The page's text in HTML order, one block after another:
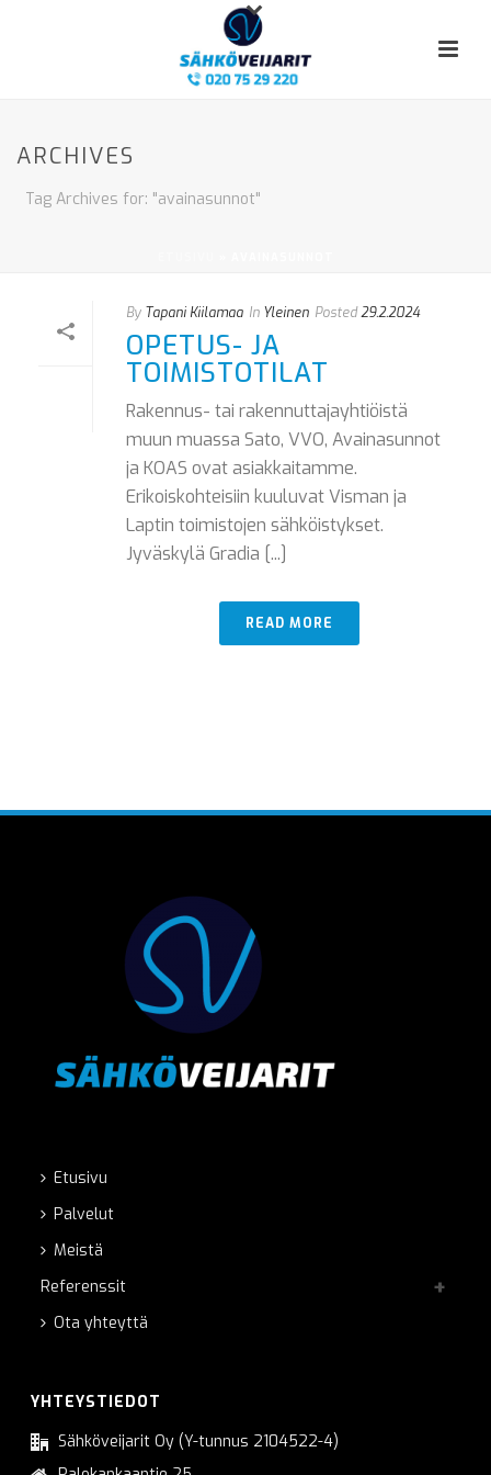
ARCHIVES
Tag Archives for: "avainasunnot"
By Tapani Kiilamaa In Yleinen Posted29.2.2024
OPETUS- JA
TOIMISTOTILAT
Rakennus- tai rakennuttajayhtiöistä
muun muassa Sato, VVO, Avainasunnot
ja KOAS ovat asiakkaitamme.
Erikoiskohteisiin kuuluvat Visman ja
Laptin toimistojen sähköistykset.
Jyväskylä Gradia [...]
READ MORE
Etusivu
Palvelut
Meistä
Referenssit
Ota yhteyttä
YHTEYSTIEDOT
Sähköveijarit Oy (Y-tunnus 2104522-4)